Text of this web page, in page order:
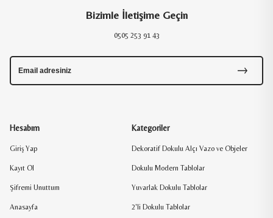
Hesabım
Giriş Yap
Kayıt Ol
Şifremi Unuttum
Anasayfa
Kategoriler
Dekoratif Dokulu Alçı Vazo ve Objeler
Dokulu Modern Tablolar
Yuvarlak Dokulu Tablolar
2'li Dokulu Tablolar
Bizimle İletişime Geçin
0505 253 91 43